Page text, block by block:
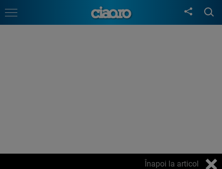
Înapoi la articol